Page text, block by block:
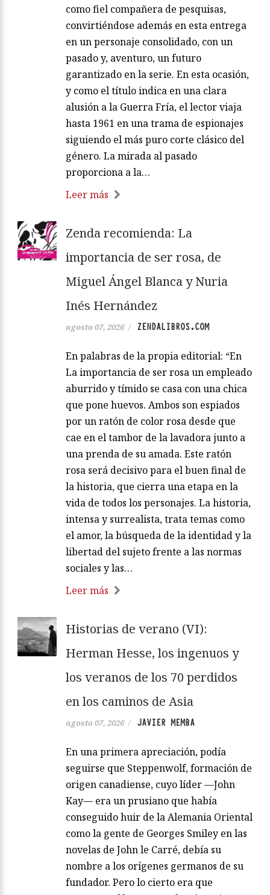
como fiel compañera de pesquisas,
convirtiéndose además en esta entrega
en un personaje consolidado, con un
pasado y, aventuro, un futuro
garantizado en la serie. En esta ocasión,
y como el título indica en una clara
alusión a la Guerra Fría, el lector viaja
hasta 1961 en una trama de espionajes
siguiendo el más puro corte clásico del
género. La mirada al pasado
proporciona a la…
Leer más
Zenda recomienda: La
importancia de ser rosa, de
Miguel Ángel Blanca y Nuria
Inés Hernández
agosto 07, 2026 / ZENDALIBROS.COM
En palabras de la propia editorial: “En
La importancia de ser rosa un empleado
aburrido y tímido se casa con una chica
que pone huevos. Ambos son espiados
por un ratón de color rosa desde que
cae en el tambor de la lavadora junto a
una prenda de su amada. Este ratón
rosa será decisivo para el buen final de
la historia, que cierra una etapa en la
vida de todos los personajes. La historia,
intensa y surrealista, trata temas como
el amor, la búsqueda de la identidad y la
libertad del sujeto frente a las normas
sociales y las…
Leer más
Historias de verano (VI):
Herman Hesse, los ingenuos y
los veranos de los 70 perdidos
en los caminos de Asia
agosto 07, 2026 / JAVIER MEMBA
En una primera apreciación, podía
seguirse que Steppenwolf, formación de
origen canadiense, cuyo líder —John
Kay— era un prusiano que había
conseguido huir de la Alemania Oriental
como la gente de Georges Smiley en las
novelas de John le Carré, debía su
nombre a los orígenes germanos de su
fundador. Pero lo cierto era que